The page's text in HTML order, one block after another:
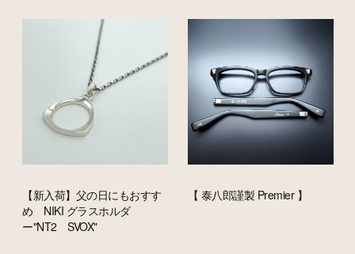
【新入荷】父の日にもおすす
め NIKI グラスホルダ
ー"NT2 SVOX"
【 泰八郎謹製 Premier 】